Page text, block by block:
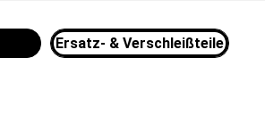
Ersatz- & Verschleißteile